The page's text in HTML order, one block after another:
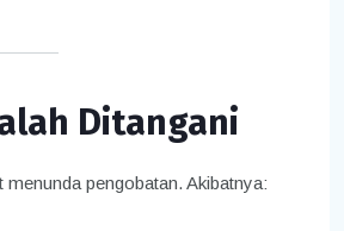
Ditangani
pengobatan. Akibatnya: